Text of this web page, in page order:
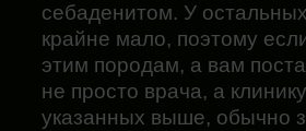
себаденитом. У
крайне мало, поэтому
этим породам, а вам
не просто врача, а
указанных выше, обычно